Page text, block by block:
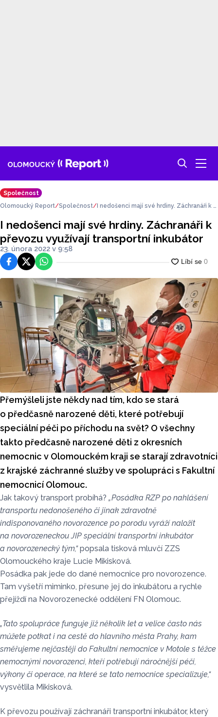
Společnost
Olomoucký Report Společnost
I nedošenci mají své hrdiny. Záchranáři k p
I nedošenci mají své hrdiny. Záchranáři k
převozu využívají transportní inkubátor
23. února 2022 v 9:58
FacebookPlatforma X
WhatsApp
Přemýšleli jste někdy nad tím, kdo se stará
o předčasně narozené děti, které potřebují
speciální péči po příchodu na svět? O všechny
takto předčasně narozené děti z okresních
nemocnic v Olomouckém kraji se starají zdravotníci
z krajské záchranné služby ve spolupráci s Fakultní
nemocnicí Olomouc.
Jak takový transport probíhá? „Posádka RZP po nahlášení
transportu nedonošeného či jinak zdravotně
indisponovaného novorozence po porodu vyráží naložit
na novorozeneckou JIP speciální transportní inkubátor
a novorozenecký tým,“popsala tisková mluvčí ZZS
Olomouckého kraje Lucie Mikisková.
Posádka pak jede do dané nemocnice pro novorozence.
Tam vyšetří miminko, přesune jej do inkubátoru a rychle
přejíždí na Novorozenecké oddělení FN Olomouc.
„Tato spolupráce funguje již několik let a velice často nás
můžete potkat i na cestě do hlavního města Prahy, kam
směřujeme nejčastěji do Fakultní nemocnice v Motole s těžce
nemocnými novorozenci, kteří potřebují náročnější péči,
výkony či operace, na které se tato nemocnice specializuje,“
vysvětlila Mikisková.
K převozu používají záchranáři transportní inkubátor, který